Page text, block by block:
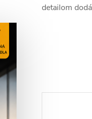
detailom